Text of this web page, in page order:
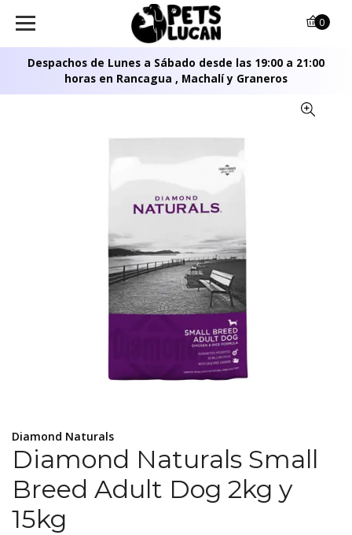
Despachos de Lunes a Sábado desde las 19:00 a 21:00
horas en Rancagua , Machalí y Graneros
0
Diamond Naturals
Diamond Naturals Small
Breed Adult Dog 2kg y
15kg